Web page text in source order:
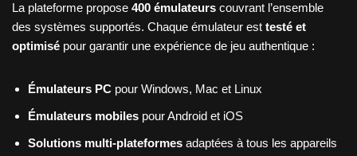
La plateforme propose 400 émulateurs couvrant l’ensemble
des systèmes supportés. Chaque émulateur est testé et
optimisé pour garantir une expérience de jeu authentique :
Émulateurs PC pour Windows, Mac et Linux
Émulateurs mobiles pour Android et iOS
Solutions multi-plateformes adaptées à tous les appareils